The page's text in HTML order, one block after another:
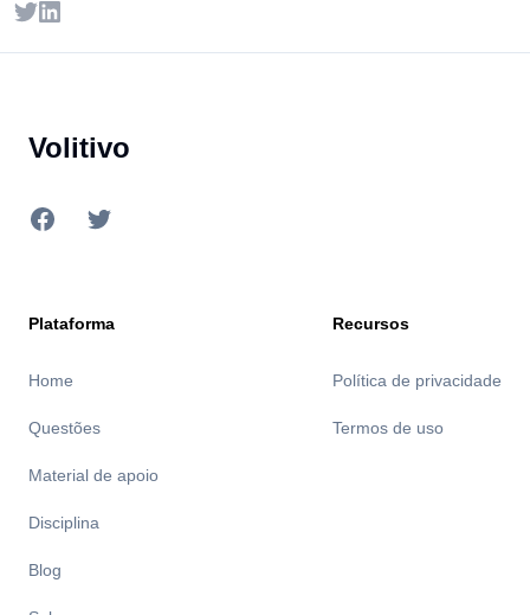
TwitterLinkedIn
Volitivo
Facebook
Twitter
Plataforma
Home
Questões
Material de apoio
Disciplina
Blog
Recursos
Política de privacidade
Termos de uso